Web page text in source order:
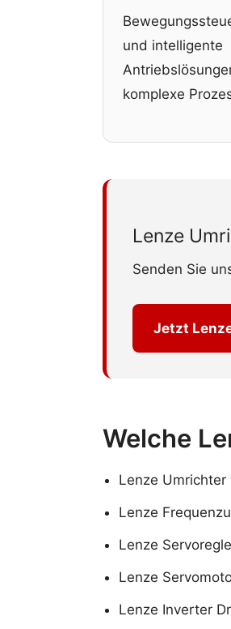
und intelligente
komplexe
Lenze
Senden Sie
Jetzt
Welche
Lenze Umrichter
Lenze
Lenze
Lenze
Lenze Inverter